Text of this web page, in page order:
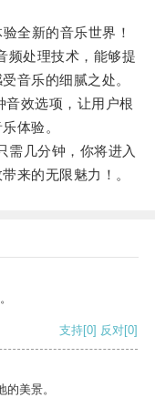
全新的音乐世界！
频处理技术，能够提
音乐的细腻之处。
效选项，让用户根
体验。
几分钟，你将进入
来的无限魅力！。
支持[0] 反对[0]
美景。